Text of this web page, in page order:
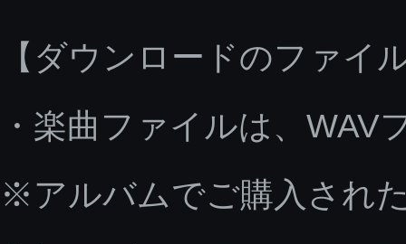
【ダウンロードのファイ
・楽曲ファイルは、
※アルバムでご購入され